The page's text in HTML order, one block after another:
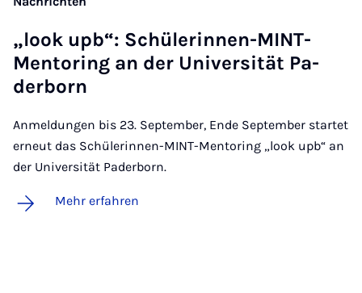
„look upb“: Schü­le­rin­nen-MINT-
Men­to­ring an der Uni­ver­si­tät Pa­
der­born
Anmeldungen bis 23. September, Ende September startet
erneut das Schülerinnen-MINT-Mentoring „look upb“ an
der Universität Paderborn.
Mehr erfahren